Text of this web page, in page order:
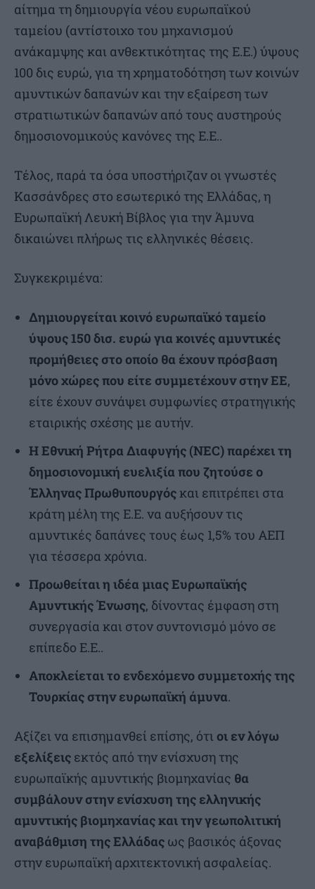
αίτημα τη δημιουργία νέου ευρωπαϊκού
ταμείου (αντίστοιχο του μηχανισμού
ανάκαμψης και ανθεκτικότητας της Ε.Ε.) ύψους
100 δις ευρώ, για τη χρηματοδότηση των κοινών
αμυντικών δαπανών και την εξαίρεση των
στρατιωτικών δαπανών από τους αυστηρούς
δημοσιονομικούς κανόνες της Ε.Ε..
Τέλος, παρά τα όσα υποστήριζαν οι γνωστές
Κασσάνδρες στο εσωτερικό της Ελλάδας, η
Ευρωπαϊκή Λευκή Βίβλος για την Άμυνα
δικαιώνει πλήρως τις ελληνικές θέσεις.
Συγκεκριμένα:
Δημιουργείται κοινό ευρωπαϊκό ταμείο
ύψους 150 δισ. ευρώ για κοινές αμυντικές
προμήθειες στο οποίο θα έχουν πρόσβαση
μόνο χώρες που είτε συμμετέχουν στην ΕΕ,
είτε έχουν συνάψει συμφωνίες στρατηγικής
εταιρικής σχέσης με αυτήν.
Η Εθνική Ρήτρα Διαφυγής (NEC) παρέχει τη
δημοσιονομική ευελιξία που ζητούσε ο
Έλληνας Πρωθυπουργόςκαι επιτρέπει στα
κράτη μέλη της Ε.Ε. να αυξήσουν τις
αμυντικές δαπάνες τους έως 1,5% του ΑΕΠ
για τέσσερα χρόνια.
Προωθείται η ιδέα μιας Ευρωπαϊκής
Αμυντικής Ένωσης, δίνοντας έμφαση στη
συνεργασία και στον συντονισμό μόνο σε
επίπεδο Ε.Ε..
Αποκλείεται το ενδεχόμενο συμμετοχής της
Τουρκίας στην ευρωπαϊκή άμυνα.
Αξίζει να επισημανθεί επίσης, ότι οι εν λόγω
εξελίξεις εκτός από την ενίσχυση της
ευρωπαϊκής αμυντικής βιομηχανίας θα
συμβάλουν στην ενίσχυση της ελληνικής
αμυντικής βιομηχανίας και την γεωπολιτική
αναβάθμιση της Ελλάδας ως βασικός άξονας
στην ευρωπαϊκή αρχιτεκτονική ασφαλείας.